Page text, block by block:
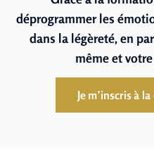
déprogrammer les
dans la légèreté, en
même et
Je m’inscris à